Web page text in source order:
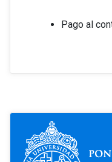
Pago al